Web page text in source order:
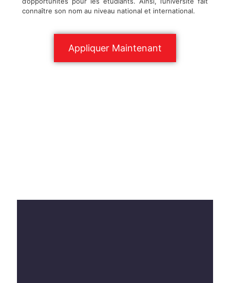
connaître son nom au niveau national et international.
Appliquer Maintenant